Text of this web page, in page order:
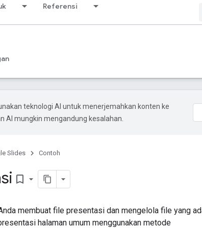
Referensi
teknologi AI untuk menerjemahkan konten ke
AI mungkin mengandung kesalahan.
Slides Contoh
bookmark_border
membuat file presentasi dan mengelola file yang
halaman umum menggunakan metode